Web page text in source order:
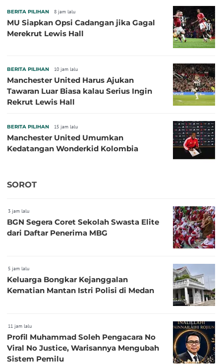
BERITA PILIHAN 8 jam lalu
MU Siapkan Opsi Cadangan jika Gagal
Merekrut Lewis Hall
BERITA PILIHAN 10 jam lalu
Manchester United Harus Ajukan
Tawaran Luar Biasa kalau Serius Ingin
Rekrut Lewis Hall
BERITA PILIHAN 15 jam lalu
Manchester United Umumkan
Kedatangan Wonderkid Kolombia
SOROT
3 jam lalu
BGN Segera Coret Sekolah Swasta Elite
dari Daftar Penerima MBG
5 jam lalu
Keluarga Bongkar Kejanggalan
Kematian Mantan Istri Polisi di Medan
11 jam lalu
Profil Muhammad Soleh Pengacara No
Viral No Justice, Warisannya Mengubah
Sistem Pemilu